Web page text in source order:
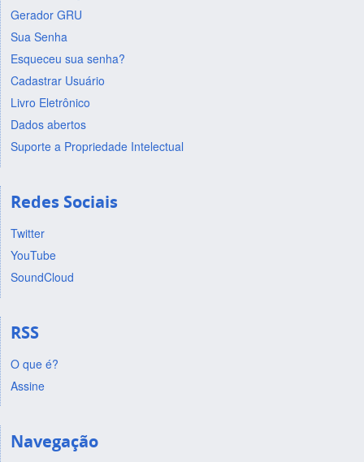
Gerador GRU
Sua Senha
Esqueceu sua senha?
Cadastrar Usuário
Livro Eletrônico
Dados abertos
Suporte a Propriedade Intelectual
Redes Sociais
Twitter
YouTube
SoundCloud
RSS
O que é?
Assine
Navegação